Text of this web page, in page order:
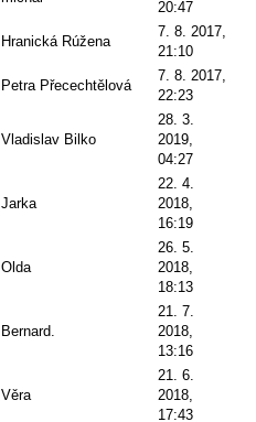
20:47
Hranická Rúžena
7. 8. 2017,
21:10
Petra Přecechtělová
7. 8. 2017,
22:23
Vladislav Bilko
28. 3.
2019,
04:27
Jarka
22. 4.
2018,
16:19
Olda
26. 5.
2018,
18:13
Bernard.
21. 7.
2018,
13:16
Věra
21. 6.
2018,
17:43